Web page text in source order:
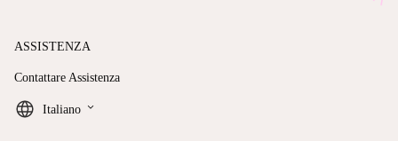
ASSISTENZA
Contattare Assistenza
Italiano keyboard_arrow_down